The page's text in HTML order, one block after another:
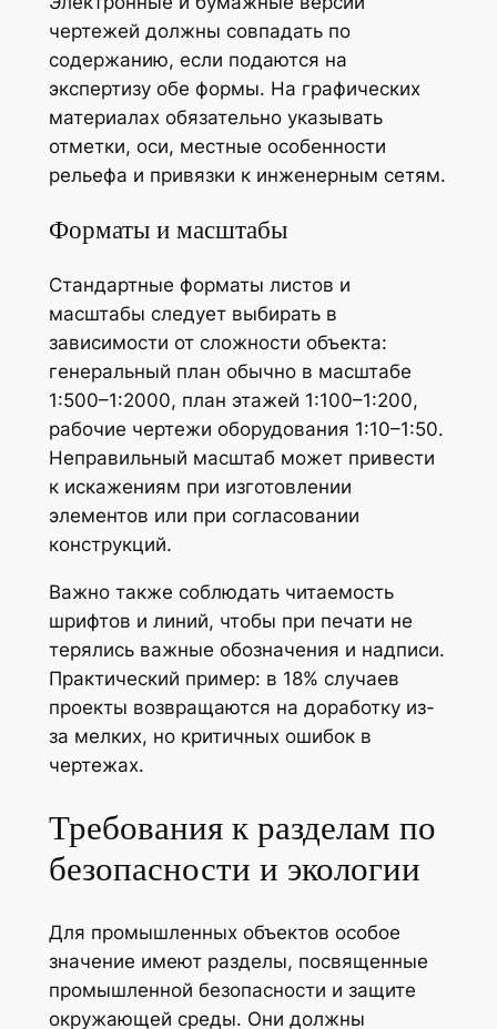
чертежей должны совпадать по
содержанию, если подаются на
экспертизу обе формы. На графических
материалах обязательно указывать
отметки, оси, местные особенности
рельефа и привязки к инженерным сетям.
Форматы и масштабы
Стандартные форматы листов и
масштабы следует выбирать в
зависимости от сложности объекта:
генеральный план обычно в масштабе
1:500–1:2000, план этажей 1:100–1:200,
рабочие чертежи оборудования 1:10–1:50.
Неправильный масштаб может привести
к искажениям при изготовлении
элементов или при согласовании
конструкций.
Важно также соблюдать читаемость
шрифтов и линий, чтобы при печати не
терялись важные обозначения и надписи.
Практический пример: в 18% случаев
проекты возвращаются на доработку из-
за мелких, но критичных ошибок в
чертежах.
Требования к разделам по
безопасности и экологии
Для промышленных объектов особое
значение имеют разделы, посвященные
промышленной безопасности и защите
окружающей среды. Они должны